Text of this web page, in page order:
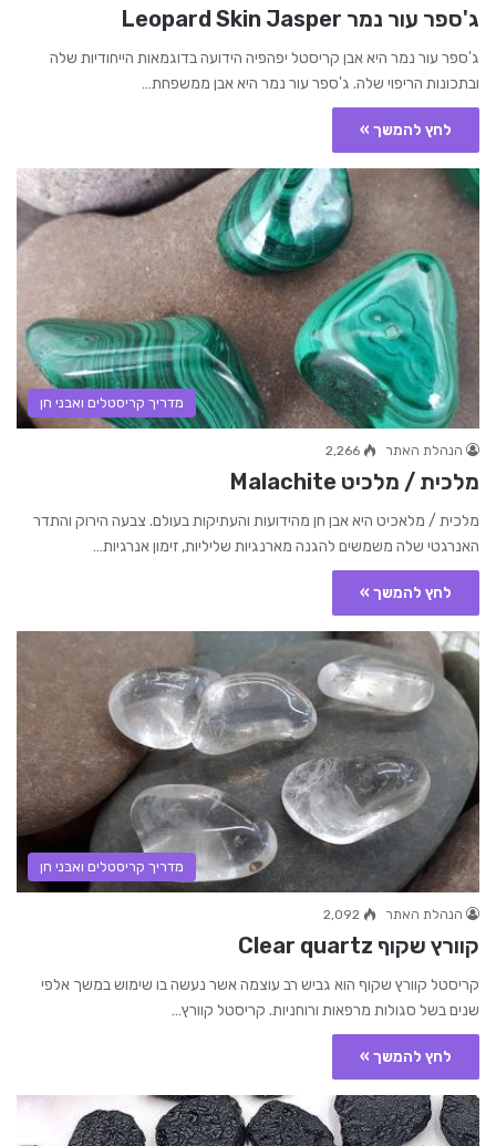
ג'ספר עור נמר Leopard Skin Jasper
ג'ספר עור נמר היא אבן קריסטל יפהפיה הידועה בדוגמאות הייחודיות שלה
ובתכונות הריפוי שלה. ג'ספר עור נמר היא אבן ממשפחת…
לחץ להמשך »
מדריך קריסטלים ואבני חן
הנהלת האתר 2,266
מלכית / מלכיט Malachite
מלכית / מלאכיט היא אבן חן מהידועות והעתיקות בעולם. צבעה הירוק והתדר
האנרגטי שלה משמשים להגנה מארנגיות שליליות, זימון אנרגיות…
לחץ להמשך »
מדריך קריסטלים ואבני חן
הנהלת האתר 2,092
קוורץ שקוף Clear quartz
קריסטל קוורץ שקוף הוא גביש רב עוצמה אשר נעשה בו שימוש במשך אלפי
שנים בשל סגולות מרפאות ורוחניות. קריסטל קוורץ…
לחץ להמשך »